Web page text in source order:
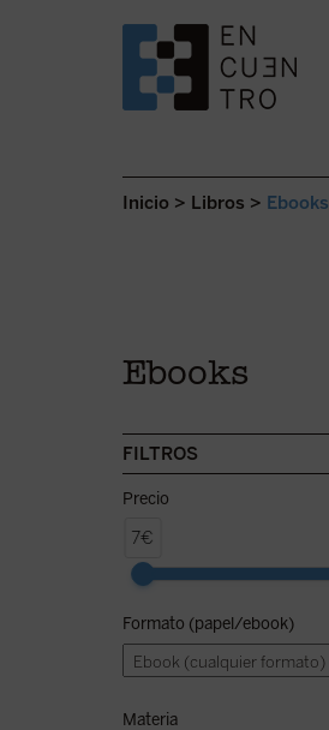
SALTAR AL CONTENIDO.
Inicio > Libros > Ebooks
Ebooks
FILTROS
Precio
7€
Formato (papel/ebook)
Materia